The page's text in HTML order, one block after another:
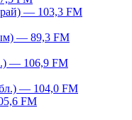
— 103,3 FM
— 89,3 FM
— 106,9 FM
— 104,0 FM
FM